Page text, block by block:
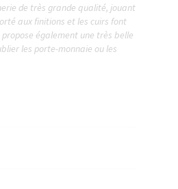
de très grande qualité, jouant
aux finitions et les cuirs font
également une très belle
les porte-monnaie ou les